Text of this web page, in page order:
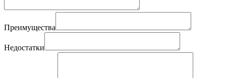
Преимущества
Недостатки